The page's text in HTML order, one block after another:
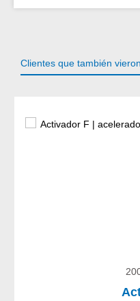
Clientes que también vieron